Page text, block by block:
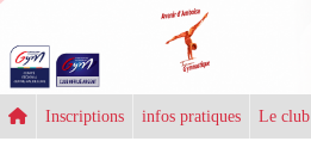
Inscriptions infos pratiques Le club
Panneau de gestion des cookies